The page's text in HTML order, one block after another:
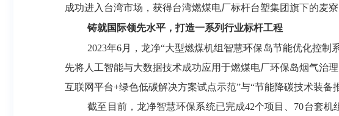
成功进入台湾市场，获得台湾燃煤电厂标杆台塑集团旗下的麦寮
铸就国际领先水平 ，打造一系列行业标杆工程
2023年6月，龙净“大型燃煤机组智慧环保岛节能优化控
先将人工智能与大数据技术成功应用于燃煤电厂环保岛烟气治
互联网平台+绿色低碳解决方案试点示范”与“节能降碳技术装备
截至目前，龙净智慧环保系统已完成42个项目、70台套机